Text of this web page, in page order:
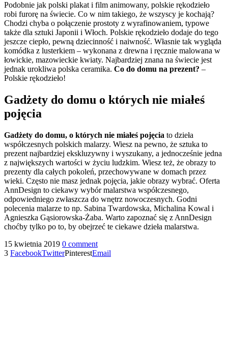
Podobnie jak polski plakat i film animowany, polskie rękodzieło
robi furorę na świecie. Co w nim takiego, że wszyscy je kochają?
Chodzi chyba o połączenie prostoty z wyrafinowaniem, typowe
także dla sztuki Japonii i Włoch. Polskie rękodzieło dodaje do tego
jeszcze ciepło, pewną dziecinność i naiwność. Własnie tak wygląda
komódka z lusterkiem – wykonana z drewna i ręcznie malowana w
łowickie, mazowieckie kwiaty. Najbardziej znana na świecie jest
jednak urokliwa polska ceramika. Co do domu na prezent? –
Polskie rękodzieło!
Gadżety do domu o których nie miałeś
pojęcia
Gadżety do domu, o których nie miałeś pojęcia to dzieła
współczesnych polskich malarzy. Wiesz na pewno, że sztuka to
prezent najbardziej ekskluzywny i wyszukany, a jednocześnie jedna
z największych wartości w życiu ludzkim. Wiesz też, że obrazy to
prezenty dla całych pokoleń, przechowywane w domach przez
wieki. Często nie masz jednak pojęcia, jakie obrazy wybrać. Oferta
AnnDesign to ciekawy wybór malarstwa współczesnego,
odpowiedniego zwłaszcza do wnętrz nowoczesnych. Godni
polecenia malarze to np. Sabina Twardowska, Michalina Kowal i
Agnieszka Gąsiorowska-Żaba. Warto zapoznać się z AnnDesign
choćby tylko po to, by obejrzeć te ciekawe dzieła malarstwa.
15 kwietnia 2019 0 comment
3 FacebookTwitterPinterestEmail